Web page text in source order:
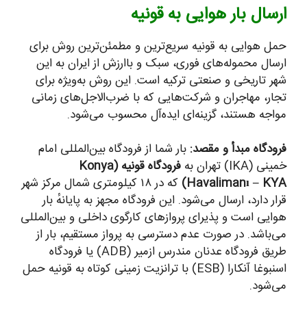
ارسال بار هوایی به قونیه
حمل هوایی به قونیه سریع‌ترین و مطمئن‌ترین روش برای
ارسال محموله‌های فوری، سبک و باارزش از ایران به این
شهر تاریخی و صنعتی ترکیه است. این روش به‌ویژه برای
تجار، مهاجران و شرکت‌هایی که با ضرب‌الاجل‌های زمانی
مواجه هستند، گزینه‌ای ایده‌آل محسوب می‌شود.
فرودگاه مبدأ و مقصد: بار شما از فرودگاه بین‌المللی امام
خمینی (IKA) تهران به
فرودگاه قونیه (Konya
Havalimanı – KYA)
که در ۱۸ کیلومتری شمال مرکز شهر
قرار دارد، ارسال می‌شود. این فرودگاه مجهز به پایانهٔ بار
هوایی است و پذیرای پروازهای کارگوی داخلی و بین‌المللی
می‌باشد. در صورت عدم دسترسی به پرواز مستقیم، بار از
طریق فرودگاه عدنان مندرس ازمیر (ADB) یا فرودگاه
اسنبوغا آنکارا (ESB) با ترانزیت زمینی کوتاه به قونیه حمل
می‌شود.